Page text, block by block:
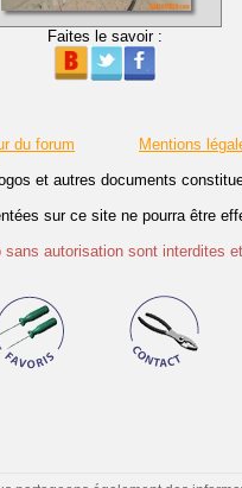
Faites le savoir :
du forum
Mentions
et autres documents
sur ce site ne pourra être
autorisation sont interdites